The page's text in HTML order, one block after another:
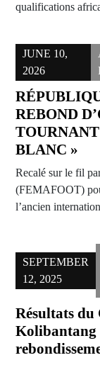
qualifications
JUNE 10,
2026
REBOND
BLANC »
Recalé sur le fil
(FEMAFOOT)
l’ancien
SEPTEMBER
12, 2025
Résultats
Kolibantang